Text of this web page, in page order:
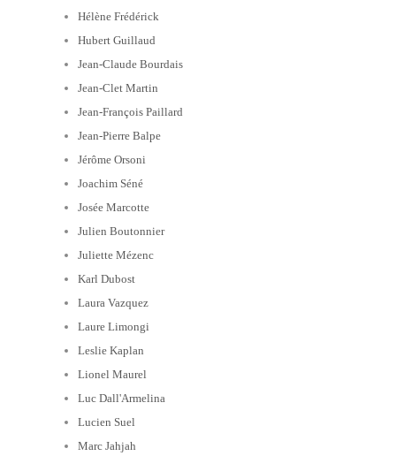
Hélène Frédérick
Hubert Guillaud
Jean-Claude Bourdais
Jean-Clet Martin
Jean-François Paillard
Jean-Pierre Balpe
Jérôme Orsoni
Joachim Séné
Josée Marcotte
Julien Boutonnier
Juliette Mézenc
Karl Dubost
Laura Vazquez
Laure Limongi
Leslie Kaplan
Lionel Maurel
Luc Dall'Armelina
Lucien Suel
Marc Jahjah